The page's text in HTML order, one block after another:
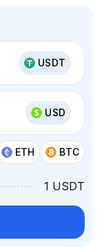
USDT
USD
ETH BTC
1 USDT